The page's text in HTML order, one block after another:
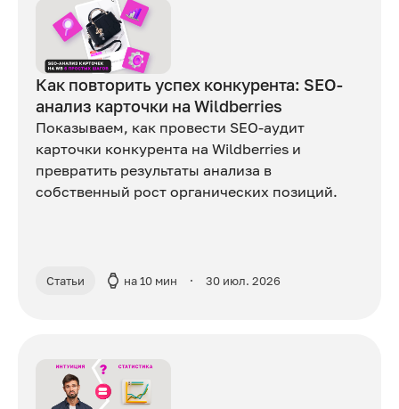
Как повторить успех конкурента: SEO-
анализ карточки на Wildberries
Показываем, как провести SEO-аудит
карточки конкурента на Wildberries и
превратить результаты анализа в
собственный рост органических позиций.
Статьи на 10 мин 30 июл. 2026